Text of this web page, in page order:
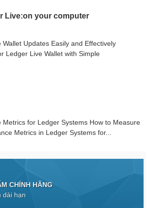
Live:on your computer
Updates Easily and Effectively
Ledger Live Wallet with Simple
Metrics for Ledger Systems How to Measure
Metrics in Ledger Systems for...
CHÍNH HÃNG
dài hạn